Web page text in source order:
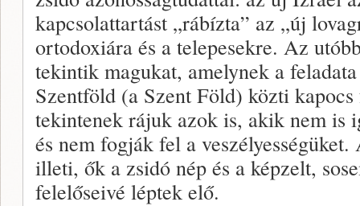
kapcsolattartást „rábízta” az „új
ortodoxiára és a telepesekre. Az
tekintik magukat, amelynek a
Szentföld (a Szent Föld) közti
tekintenek rájuk azok is, akik nem is
és nem fogják fel a
illeti, ők a zsidó nép és a képzelt,
felelőseivé léptek elő.